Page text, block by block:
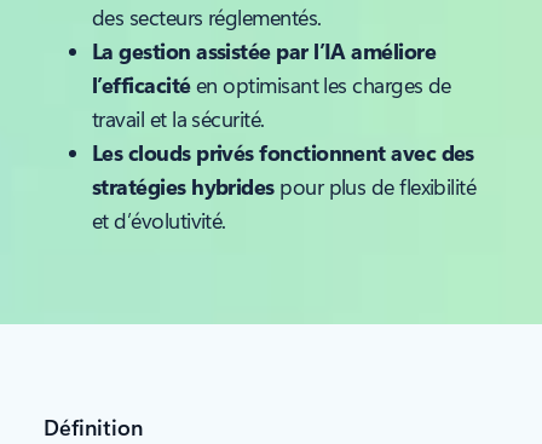
des secteurs réglementés.
La gestion assistée par l’IA améliore
l’efficacitéen optimisant les charges de
travail et la sécurité.
Les clouds privés fonctionnent avec des
stratégies hybridespour plus de flexibilité
et d’évolutivité.
Définition